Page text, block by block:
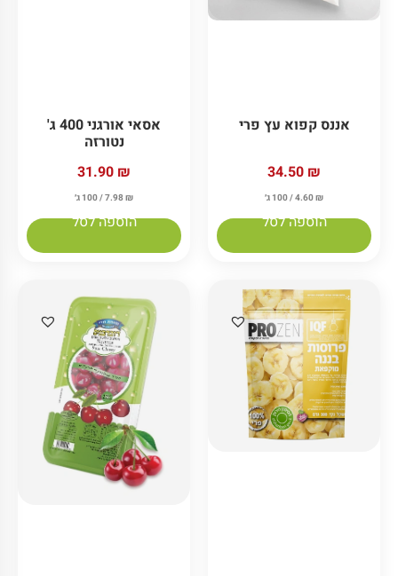
אננס קפוא עץ פרי
34.50 ₪
4.60₪ / 100 ג׳
הוספה לסל
אסאי אורגני 400 ג'
נטורזה
31.90 ₪
7.98₪ / 100 ג׳
הוספה לסל